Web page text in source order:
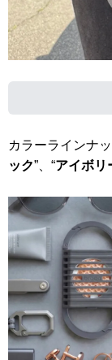
カラーラインナ
ック”、“アイボリ